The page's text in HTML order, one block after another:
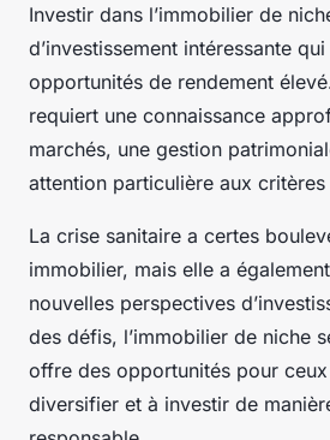
Investir dans l’immobilier de
d’investissement intéressante
opportunités de rendement
requiert une connaissance
marchés, une gestion
attention particulière aux critères
La crise sanitaire a certes
immobilier, mais elle a
nouvelles perspectives
des défis, l’immobilier de niche
offre des opportunités pour
diversifier et à investir de